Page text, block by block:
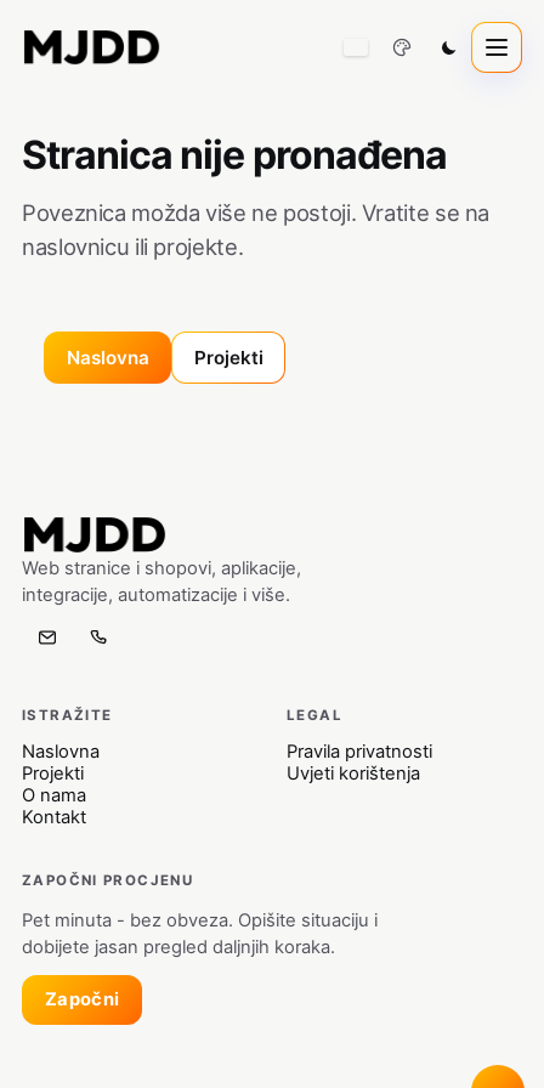
Stranica nije pronađena
Poveznica možda više ne postoji. Vratite se na
naslovnicu ili projekte.
Naslovna Projekti
Web stranice i shopovi, aplikacije,
integracije, automatizacije i više.
ISTRAŽITE
Naslovna
Projekti
O nama
Kontakt
LEGAL
Pravila privatnosti
Uvjeti korištenja
ZAPOČNI PROCJENU
Pet minuta - bez obveza. Opišite situaciju i
dobijete jasan pregled daljnjih koraka.
Započni